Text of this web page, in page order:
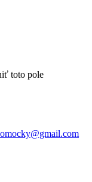
toto pole